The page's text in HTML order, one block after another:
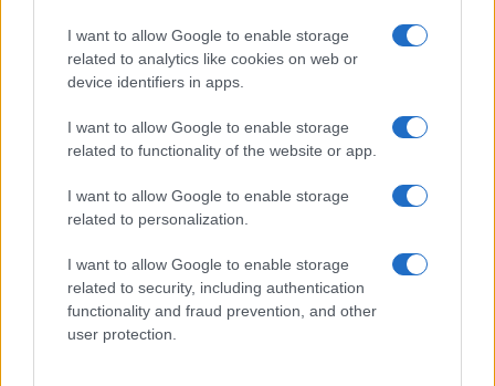
I want to allow Google to enable storage
related to analytics like cookies on web or
device identifiers in apps.
I want to allow Google to enable storage
related to functionality of the website or app.
I want to allow Google to enable storage
related to personalization.
I want to allow Google to enable storage
related to security, including authentication
functionality and fraud prevention, and other
user protection.
στο τεκμαρτό εισόδημα
23 Μαρτίου 2025, 5:01 μμ
σε "Ελλάδα"
ελεύθερους επαγγελματίες
και επιχειρήσεις
Τα νέα μόνιμα μέτρα
στήριξης στο «τραπέζι» της
οι κερδισμένοι
20 Αυγούστου 2025, 8:27 μμ
Ακολουθήστε μας στο